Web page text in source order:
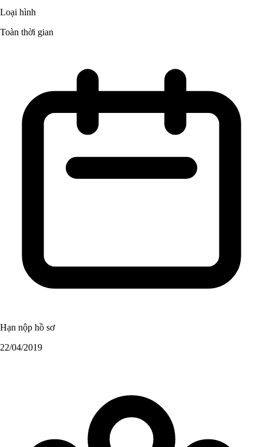
Loại hình
Toàn thời gian
Hạn nộp hồ sơ
22/04/2019